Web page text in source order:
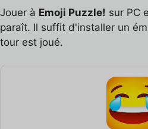
Jouer à Emoji Puzzle! sur PC
paraît. Il suffit d'installer un
tour est joué.